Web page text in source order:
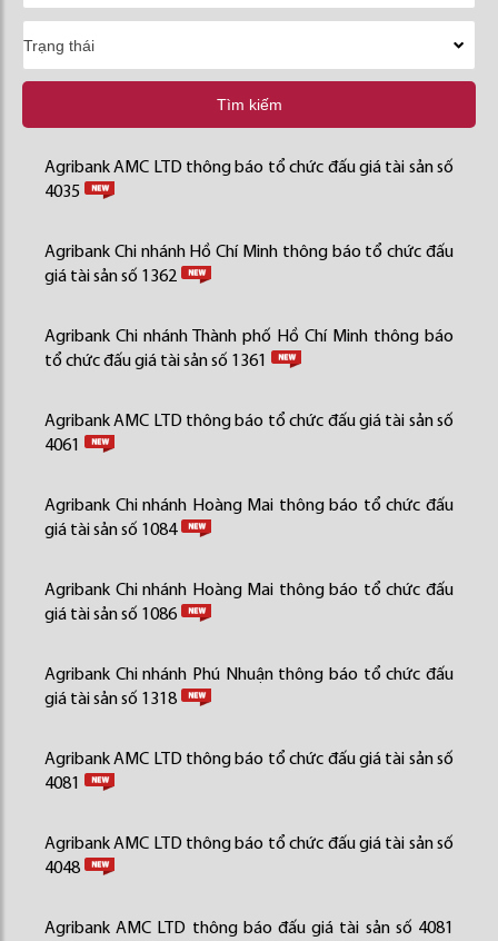
Tìm kiếm
Agribank AMC LTD thông báo tổ chức đấu giá tài sản số
4035
Agribank Chi nhánh Hồ Chí Minh thông báo tổ chức đấu
giá tài sản số 1362
Agribank Chi nhánh Thành phố Hồ Chí Minh thông báo
tổ chức đấu giá tài sản số 1361
Agribank AMC LTD thông báo tổ chức đấu giá tài sản số
4061
Agribank Chi nhánh Hoàng Mai thông báo tổ chức đấu
giá tài sản số 1084
Agribank Chi nhánh Hoàng Mai thông báo tổ chức đấu
giá tài sản số 1086
Agribank Chi nhánh Phú Nhuận thông báo tổ chức đấu
giá tài sản số 1318
Agribank AMC LTD thông báo tổ chức đấu giá tài sản số
4081
Agribank AMC LTD thông báo tổ chức đấu giá tài sản số
4048
Agribank AMC LTD thông báo đấu giá tài sản số 4081